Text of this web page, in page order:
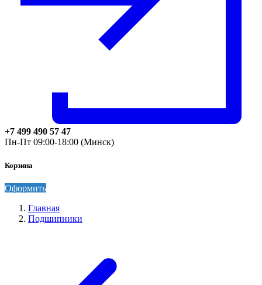
+7 499 490 57 47
Пн-Пт 09:00-18:00 (Минск)
Корзина
Оформить
Главная
Подшипники